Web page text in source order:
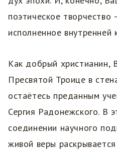
поэтическое творчество
исполненное внутренней
Как добрый христианин,
Пресвятой Троице в
остаётесь преданным
Сергия Радонежского. В
соединении научного
живой веры